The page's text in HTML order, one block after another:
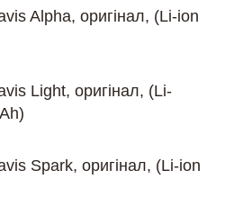
Alpha, оригінал, (Li-ion
Light, оригінал, (Li-
Spark, оригінал, (Li-ion